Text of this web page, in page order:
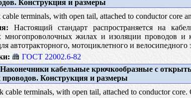
Конструкция и размеры
cable terminals, with open tail, attached to conductor core
Настоящий стандарт распространяется на
многопроволочных жилах и изоляции проводов и
автотракторного, мотоциклетного и
ГОСТ 22002.6-82
кабельные крючкообразные с
Конструкция и размеры
cable terminals, with open tail, attached to conductor core.